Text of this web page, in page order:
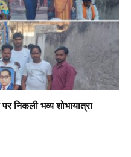
निकली भव्य शोभायात्रा